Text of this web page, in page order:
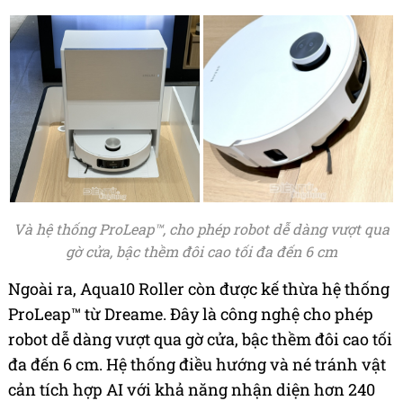
Và hệ thống ProLeap™, cho phép robot dễ dàng vượt qua
gờ cửa, bậc thềm đôi cao tối đa đến 6 cm
Ngoài ra, Aqua10 Roller còn được kế thừa hệ thống
ProLeap™ từ Dreame. Đây là công nghệ cho phép
robot dễ dàng vượt qua gờ cửa, bậc thềm đôi cao tối
đa đến 6 cm. Hệ thống điều hướng và né tránh vật
cản tích hợp AI với khả năng nhận diện hơn 240